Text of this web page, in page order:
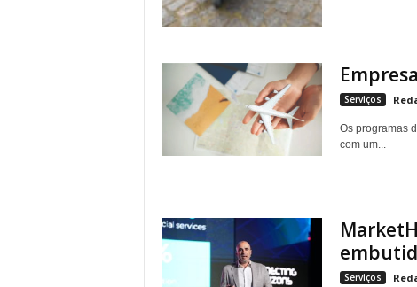
Serviços
Os programas
com um...
Serviços